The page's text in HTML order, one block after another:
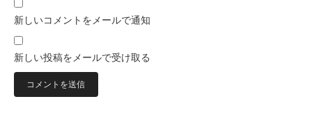
新しいコメントをメールで通知
新しい投稿をメールで受け取る